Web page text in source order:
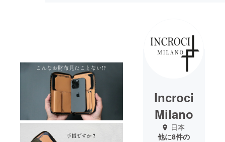
Incroci
Milano
日本
他に8件の